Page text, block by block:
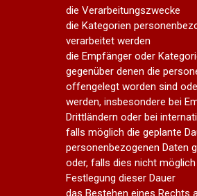
die Verarbeitungszwecke
die Kategorien
verarbeitet werden
die Empfänger oder
gegenüber denen die
offengelegt worden sind
werden, insbesondere bei
Drittländern oder bei
falls möglich die geplante
personenbezogenen Daten
oder, falls dies nicht
Festlegung dieser Dauer
das Bestehen eines Rechts